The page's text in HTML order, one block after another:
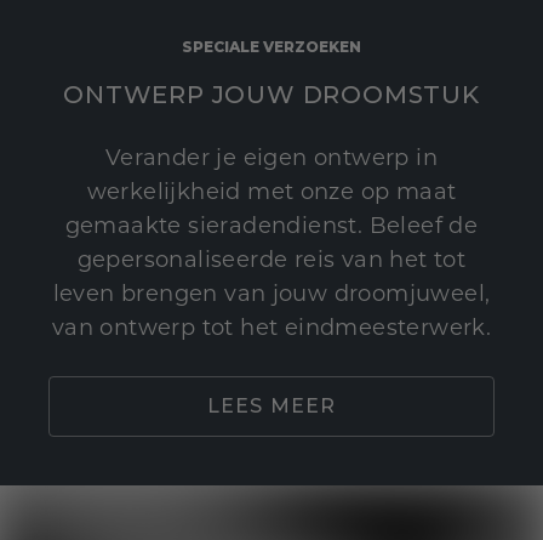
SPECIALE VERZOEKEN
ONTWERP JOUW DROOMSTUK
Verander je eigen ontwerp in
werkelijkheid met onze op maat
gemaakte sieradendienst. Beleef de
gepersonaliseerde reis van het tot
leven brengen van jouw droomjuweel,
van ontwerp tot het eindmeesterwerk.
LEES MEER